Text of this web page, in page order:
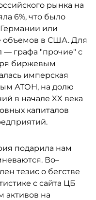
рынка на
6%, что было
или
объемов в США. Для
— графа "прочие" с
биржевым
имперская
АТОН, на долю
в начале XX века
капиталов
подарила нам
Во–
тезис о бегстве
с сайта ЦБ
активов на